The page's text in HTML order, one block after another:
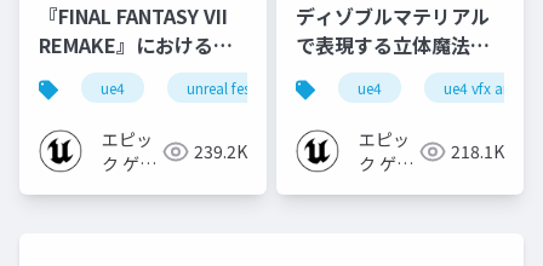
『FINAL FANTASY VII
REMAKE』におけるプ
ロファイリングと最適
化事例 【UNREAL
FEST EXTREME 2021
SUMMER】
ue4 unreal fest unreal fest extreme 2021 summer
エピッ
ク ゲー
239.2K
ディゾブルマテリアル
で表現する立体魔法陣
【UE4 VFX Art Dive
2020】
ue4 ue4 vfx art
エピッ
ク ゲー
218.1K